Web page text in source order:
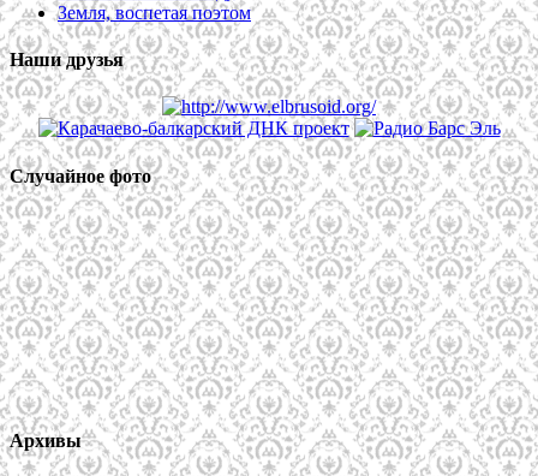
Земля, воспетая поэтом
Наши друзья
Случайное фото
Архивы